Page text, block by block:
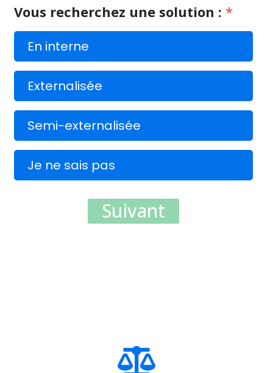
Vous recherchez une solution : *
En interne
Externalisée
Semi-externalisée
Je ne sais pas
Suivant